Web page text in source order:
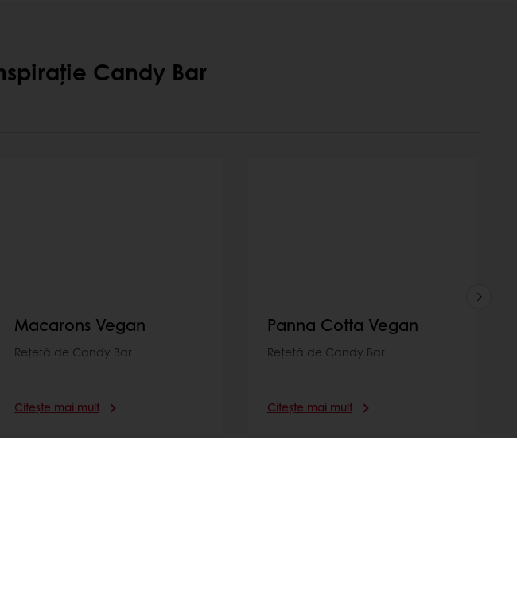
Candy Bar
Macarons Vegan
Rețetă de Candy Bar
Citește mai mult
Panna Cotta Vegan
Rețetă de Candy Bar
Citește mai mult